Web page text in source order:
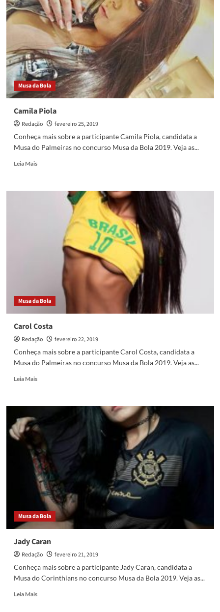
Musa da Bola
Camila Piola
Redação
fevereiro 25, 2019
Conheça mais sobre a participante Camila Piola, candidata a
Musa do Palmeiras no concurso Musa da Bola 2019. Veja as...
Leia MaisRead
Camila
Musa da Bola
Carol Costa
Redação
fevereiro 22, 2019
Conheça mais sobre a participante Carol Costa, candidata a
Musa do Palmeiras no concurso Musa da Bola 2019. Veja as...
Leia MaisRead
Carol
Musa da Bola
Jady Caran
Redação
fevereiro 21, 2019
Conheça mais sobre a participante Jady Caran, candidata a
Musa do Corinthians no concurso Musa da Bola 2019. Veja as...
Leia MaisRead